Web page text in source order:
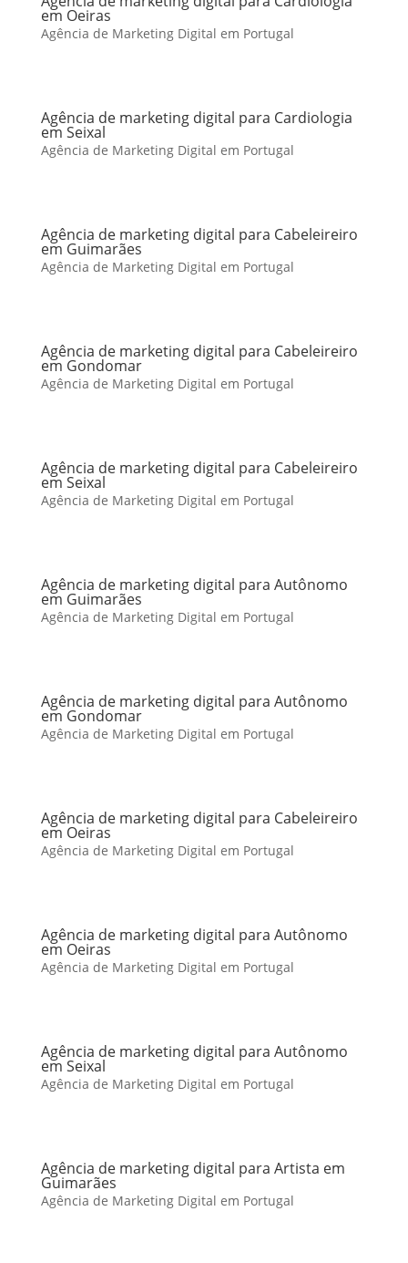
em Oeiras
Agência de Marketing Digital em Portugal
Agência de marketing digital para Cardiologia
em Seixal
Agência de Marketing Digital em Portugal
Agência de marketing digital para Cabeleireiro
em Guimarães
Agência de Marketing Digital em Portugal
Agência de marketing digital para Cabeleireiro
em Gondomar
Agência de Marketing Digital em Portugal
Agência de marketing digital para Cabeleireiro
em Seixal
Agência de Marketing Digital em Portugal
Agência de marketing digital para Autônomo
em Guimarães
Agência de Marketing Digital em Portugal
Agência de marketing digital para Autônomo
em Gondomar
Agência de Marketing Digital em Portugal
Agência de marketing digital para Cabeleireiro
em Oeiras
Agência de Marketing Digital em Portugal
Agência de marketing digital para Autônomo
em Oeiras
Agência de Marketing Digital em Portugal
Agência de marketing digital para Autônomo
em Seixal
Agência de Marketing Digital em Portugal
Agência de marketing digital para Artista em
Guimarães
Agência de Marketing Digital em Portugal